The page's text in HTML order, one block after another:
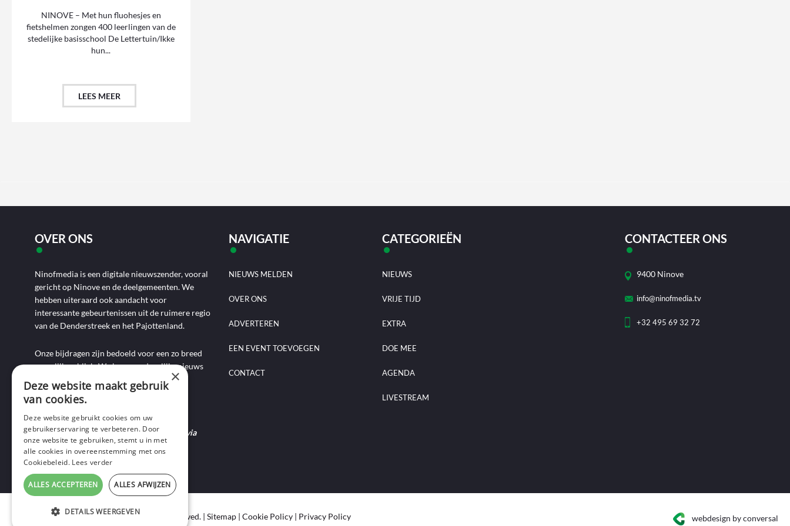
NINOVE – Met hun fluohesjes en
fietshelmen zongen 400 leerlingen van de
stedelijke basisschool De Lettertuin/Ikke
hun...
LEES MEER
OVER ONS
Ninofmedia is een digitale nieuwszender, vooral
gericht op Ninove en de deelgemeenten. We
hebben uiteraard ook aandacht voor
interessante gebeurtenissen uit de ruimere regio
van de Denderstreek en het Pajottenland.
Onze bijdragen zijn bedoeld voor een zo breed
mogelijk publiek. We brengen dagelijks nieuws
aan de hand van artikels, foto-, audio- en
videoverslagen, interviews, reportages en
commentaarstukken.
Heb je nieuws te melden? Contacteer ons via
mail of bel ons op 0495-69 32 72.
NAVIGATIE
NIEUWS MELDEN
OVER ONS
ADVERTEREN
EEN EVENT TOEVOEGEN
CONTACT
CATEGORIEËN
NIEUWS
VRIJE TIJD
EXTRA
DOE MEE
AGENDA
LIVESTREAM
CONTACTEER ONS
9400 Ninove
info@ninofmedia.tv
+32 495 69 32 72
Copyright © 2020 Ninof Media. All Rights Reserved. | Sitemap | Cookie Policy | Privacy Policy webdesign by conversal
×
Deze website maakt gebruik
van cookies.
Deze website gebruikt cookies om uw
gebruikerservaring te verbeteren. Door
onze website te gebruiken, stemt u in met
alle cookies in overeenstemming met ons
Cookiebeleid. Lees verder
ALLES ACCEPTEREN ALLES AFWIJZEN
DETAILS WEERGEVEN